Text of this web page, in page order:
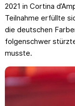
2021 in Cortina
Teilnahme erfüllte
die deutschen
folgenschwer
musste.